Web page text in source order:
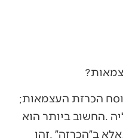
לא‭ ‬בטוח‭ ‬שהייתי‭ ‬משנה‭ ‬את‭ ‬נוסח‭ ‬הכרזת‭ ‬העצמאות‭;